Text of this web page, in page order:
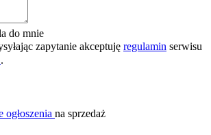
do mnie
zapytanie akceptuję regulamin serwisu
.
na sprzedaż